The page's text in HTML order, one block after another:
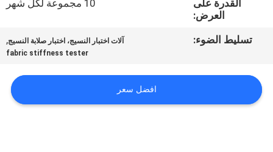
أخبار
اطلب
اقتباس
القدرة على
العرض:
10 مجموعة لكلّ شهر
تسليط الضوء: آلات اختبار النسيج، اختبار صلابة النسيج,
fabric stiffness tester
افضل سعر